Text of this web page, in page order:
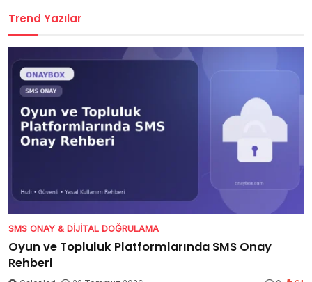
Trend Yazılar
SMS ONAY & DIJITAL DOĞRULAMA
Oyun ve Topluluk Platformlarında SMS Onay
Rehberi